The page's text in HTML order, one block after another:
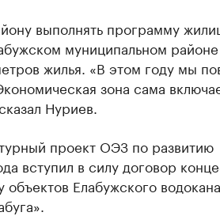
выполнять программу
муниципальном районе
жилья. «В этом году мы
зона сама
Нуриев.
проект ОЭЗ по развитию
вступил в силу договор
Елабужского